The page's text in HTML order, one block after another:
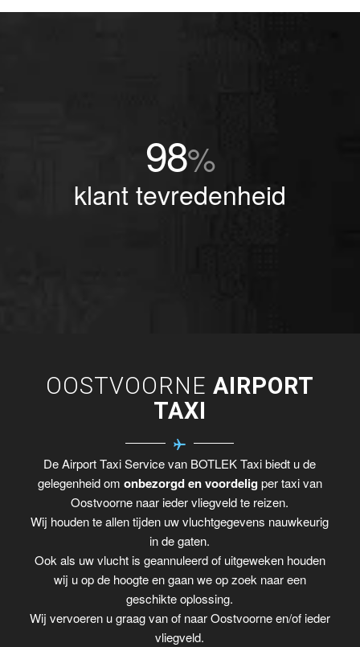
98%
klant tevredenheid
OOSTVOORNE AIRPORT
TAXI
De Airport Taxi Service van BOTLEK Taxi biedt u de
gelegenheid om onbezorgd en voordelig per taxi van
Oostvoorne naar ieder vliegveld te reizen.
Wij houden te allen tijden uw vluchtgegevens nauwkeurig
in de gaten.
Ook als uw vlucht is geannuleerd of uitgeweken houden
wij u op de hoogte en gaan we op zoek naar een
geschikte oplossing.
Wij vervoeren u graag van of naar Oostvoorne en/of ieder
vliegveld.